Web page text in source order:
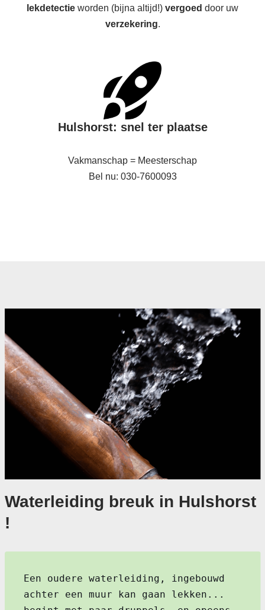
lekdetectie worden (bijna altijd!) vergoed door uw
verzekering.
Hulshorst: snel ter plaatse
Vakmanschap = Meesterschap
Bel nu: 030-7600093
Waterleiding breuk in Hulshorst
!
Een oudere waterleiding, ingebouwd
achter een muur kan gaan lekken...